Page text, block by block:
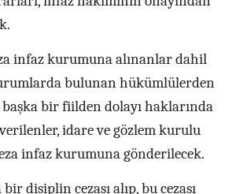
infaz kurumuna alınanlar dahil
bulunan hükümlülerden
bir fiilden dolayı haklarında
idare ve gözlem kurulu
infaz kurumuna gönderilecek.
disiplin cezası alıp, bu cezası